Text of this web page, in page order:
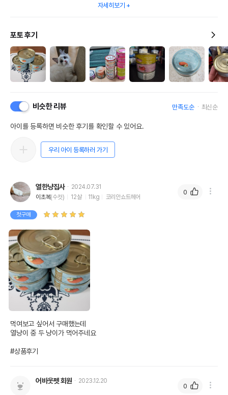
자세히보기
포토 후기
비슷한 리뷰 만족도순 최신순
아이를 등록하면 비슷한 후기를 확인할 수 있어요.
우리 아이 등록하러 가기
열한냥집사
2024.07.31
이초복(수컷) 12살 11kg 코리안쇼트헤어
첫구매
먹여보고 싶어서 구매했는데
열냥이 중 두 냥이가 먹어주네요
#상품후기
0
어바웃펫 회원 2023.12.20
0